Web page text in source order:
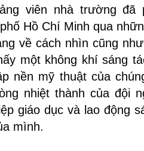
viên nhà trường đã
Hồ Chí Minh qua
về cách nhìn cũng
một không khí sáng
nền mỹ thuật của
nhiệt thành của đội
giáo dục và lao động
mình.